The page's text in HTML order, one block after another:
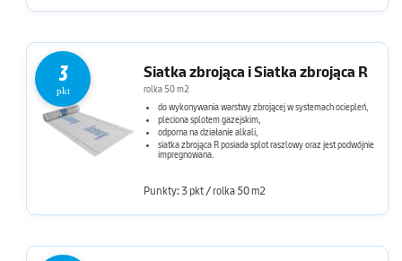
3
pkt
Siatka zbrojąca i Siatka zbrojąca R
rolka 50 m2
do wykonywania warstwy zbrojącej w systemach ociepleń,
pleciona splotem gazejskim,
odporna na działanie alkali,
siatka zbrojąca R posiada splot raszlowy oraz jest podwójnie
impregnowana.
Punkty: 3 pkt / rolka 50 m2